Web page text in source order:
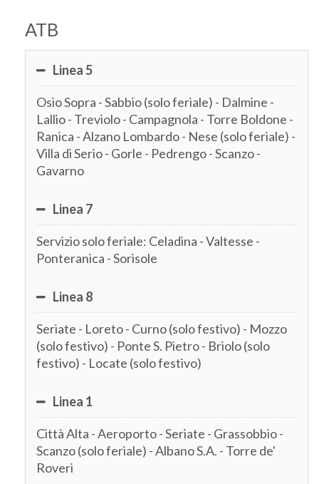
ATB
Linea 5
Osio Sopra - Sabbio (solo feriale) - Dalmine -
Lallio - Treviolo - Campagnola - Torre Boldone -
Ranica - Alzano Lombardo - Nese (solo feriale) -
Villa di Serio - Gorle - Pedrengo - Scanzo -
Gavarno
Linea 7
Servizio solo feriale: Celadina - Valtesse -
Ponteranica - Sorisole
Linea 8
Seriate - Loreto - Curno (solo festivo) - Mozzo
(solo festivo) - Ponte S. Pietro - Briolo (solo
festivo) - Locate (solo festivo)
Linea 1
Città Alta - Aeroporto - Seriate - Grassobbio -
Scanzo (solo feriale) - Albano S.A. - Torre de'
Roveri